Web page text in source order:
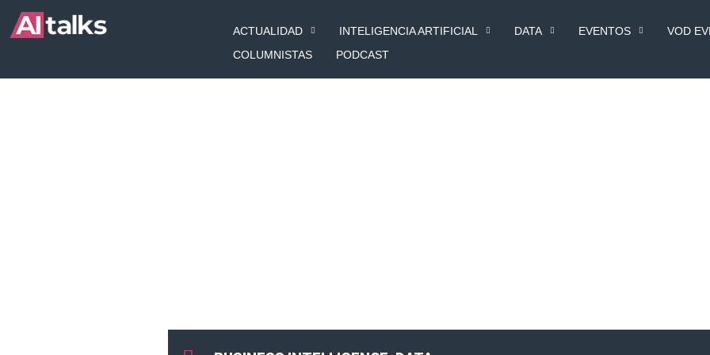
ACTUALIDAD INTELIGENCIA ARTIFICIAL DATA EVENTOS VOD
COLUMNISTAS
PODCAST